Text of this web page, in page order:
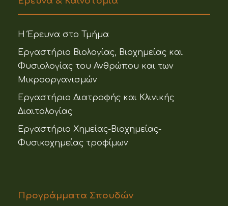
Η Έρευνα στο Τμήμα
Εργαστήριο Βιολογίας, Βιοχημείας και
Φυσιολογίας του Ανθρώπου και των
Μικροοργανισμών
Εργαστήριο Διατροφής και Κλινικής
Διαιτολογίας
Εργαστήριο Χημείας-Βιοχημείας-
Φυσικοχημείας τροφίμων
Προγράμματα Σπουδών